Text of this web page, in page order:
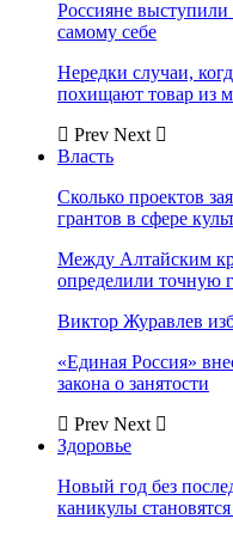
Россияне выступили
самому себе
Нередки случаи,
похищают товар из
Prev Next
Власть
Сколько проектов
грантов в сфере
Между Алтайским
определили точную
Виктор Журавлев
«Единая Россия»
закона о занятости
Prev Next
Здоровье
Новый год без
каникулы